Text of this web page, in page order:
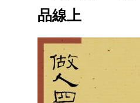
品線上